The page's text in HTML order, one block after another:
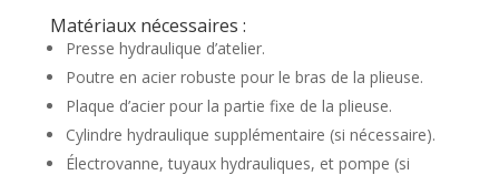
Matériaux nécessaires :
Presse hydraulique d’atelier.
Poutre en acier robuste pour le bras de la plieuse.
Plaque d’acier pour la partie fixe de la plieuse.
Cylindre hydraulique supplémentaire (si nécessaire).
Électrovanne, tuyaux hydrauliques, et pompe (si